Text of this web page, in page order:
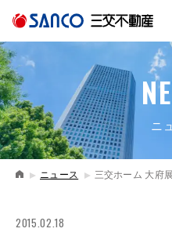
ニ
ニュース 三交ホーム 大府
2015.02.18